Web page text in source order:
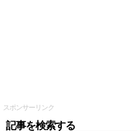
スポンサーリンク
記事を検索する